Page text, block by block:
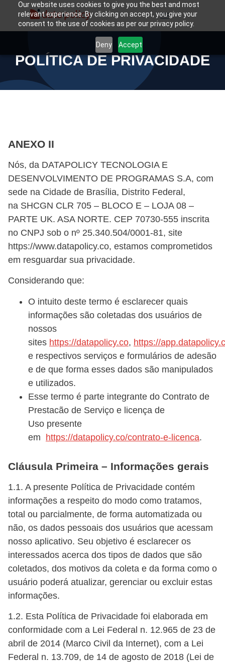
Our website uses cookies to give you the best and most
relevant experience. By clicking on accept, you give your
consent to the use of cookies as per our privacy policy.
Deny Accept
POLÍTICA DE PRIVACIDADE
ANEXO II
Nós, da DATAPOLICY TECNOLOGIA E
DESENVOLVIMENTO DE PROGRAMAS S.A, com
sede na Cidade de Brasília, Distrito Federal,
na SHCGN CLR 705 – BLOCO E – LOJA 08 –
PARTE UK. ASA NORTE. CEP 70730-555 inscrita
no CNPJ sob o nº 25.340.504/0001-81, site
https://www.datapolicy.co, estamos comprometidos
em resguardar sua privacidade.
Considerando que:
O intuito deste termo é esclarecer quais
informações são coletadas dos usuários de
nossos
sites https://datapolicy.co, https://
e respectivos serviços e formulários de adesão
e de que forma esses dados são manipulados
e utilizados.
Esse termo é parte integrante do Contrato de
Prestacão de Serviço e licença de
Uso presente
em https://datapolicy.co/contrato-e-licenca.
Cláusula Primeira – Informações gerais
1.1. A presente Política de Privacidade contém
informações a respeito do modo como tratamos,
total ou parcialmente, de forma automatizada ou
não, os dados pessoais dos usuários que acessam
nosso aplicativo. Seu objetivo é esclarecer os
interessados acerca dos tipos de dados que são
coletados, dos motivos da coleta e da forma como o
usuário poderá atualizar, gerenciar ou excluir estas
informações.
1.2. Esta Política de Privacidade foi elaborada em
conformidade com a Lei Federal n. 12.965 de 23 de
abril de 2014 (Marco Civil da Internet), com a Lei
Federal n. 13.709, de 14 de agosto de 2018 (Lei de